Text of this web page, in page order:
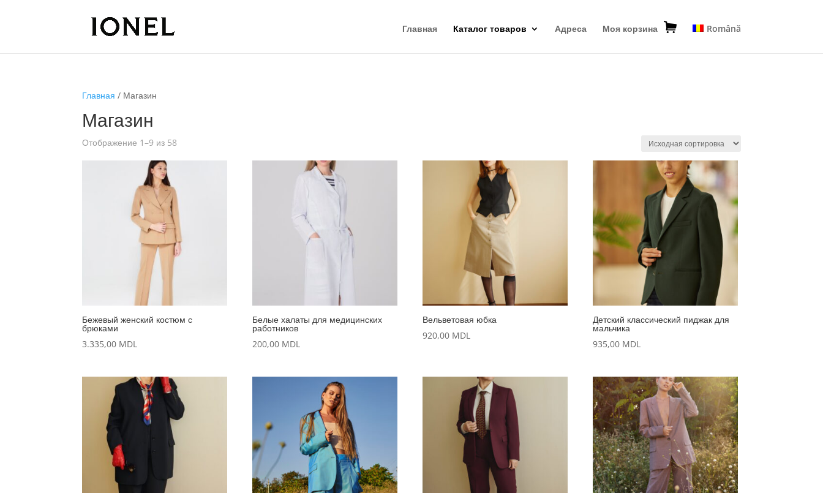
Главная Каталог товаров Адреса Моя корзина Română
Главная / Магазин
Магазин
Отображение 1–9 из 58
Бежевый женский костюм с
брюками
3.335,00 MDL
Белые халаты для медицинских
работников
200,00 MDL
Вельветовая юбка
920,00 MDL
Детский классический пиджак для
мальчика
935,00 MDL